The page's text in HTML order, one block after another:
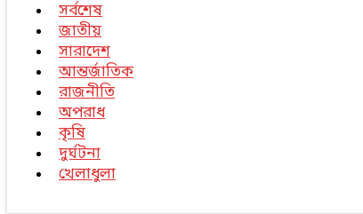
সর্বশেষ
জাতীয়
সারাদেশ
আন্তর্জাতিক
রাজনীতি
অপরাধ
কৃষি
দুর্ঘটনা
খেলাধুলা